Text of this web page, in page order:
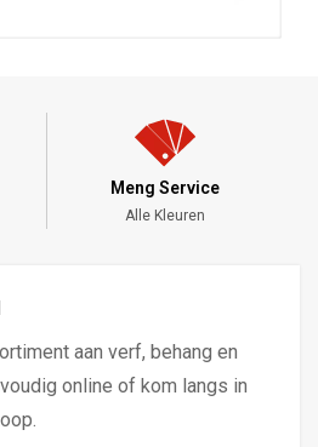
Meng Service
Alle Kleuren
aan verf, behang en
online of kom langs in